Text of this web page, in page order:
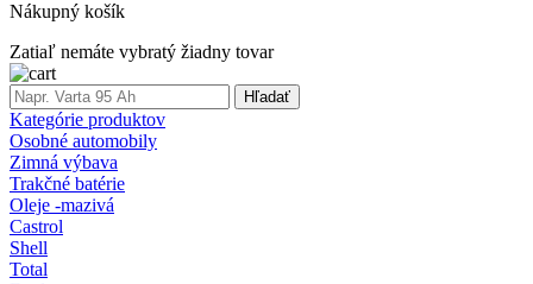
Nákupný košík
Zatiaľ nemáte vybratý žiadny tovar
Hľadať
Kategórie produktov
Osobné automobily
Zimná výbava
Trakčné batérie
Oleje -mazivá
Castrol
Shell
Total